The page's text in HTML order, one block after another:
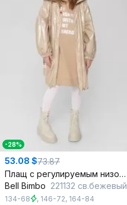
-28%
53.08 $73.87
Плащ с регулируемым низом и декором нашивками и печатью
Bell Bimbo 221132 св.бежевый
134-68 , 146-72, 164-84